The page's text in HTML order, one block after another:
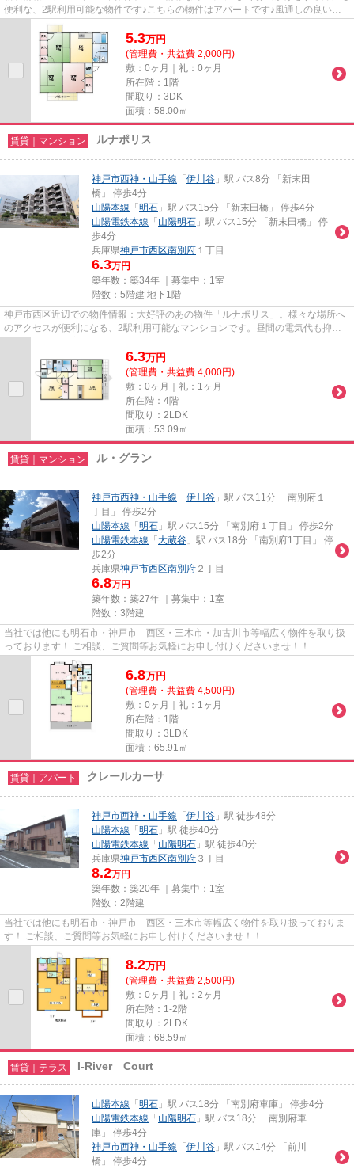
便利な、2駅利用可能な物件です♪こちらの物件はアパートです♪風通しの良い物
件は利便性が高く好条件です♪...
5.3万円
(管理費・共益費 2,000円)
敷：0ヶ月｜礼：0ヶ月
所在階：1階
間取り：3DK
面積：58.00㎡
賃貸｜マンション ルナポリス
神戸市西神・山手線 「 伊川谷 」駅 バス8分 「新末田
橋」 停歩4分
山陽本線 「 明石 」駅 バス15分 「新末田橋」 停歩4分
山陽電鉄本線 「 山陽明石 」駅 バス15分 「新末田橋」 停
歩4分
兵庫県神戸市西区南別府 １丁目
6.3万円
築年数：築34年 ｜募集中： 1室
階数：5階建 地下1階
神戸市西区近辺での物件情報：大好評のあの物件「ルナポリス」。様々な場所へ
のアクセスが便利になる、2駅利用可能なマンションです。昼間の電気代も抑え
6.3万円
(管理費・共益費 4,000円)
敷：0ヶ月｜礼：1ヶ月
所在階：4階
間取り：2LDK
面積：53.09㎡
賃貸｜マンション ル・グラン
神戸市西神・山手線 「 伊川谷 」駅 バス11分 「南別府１
丁目」 停歩2分
山陽本線 「 明石 」駅 バス15分 「南別府１丁目」 停歩2分
山陽電鉄本線 「 大蔵谷 」駅 バス18分 「南別府1丁目」 停
歩2分
兵庫県神戸市西区南別府 ２丁目
6.8万円
築年数：築27年 ｜募集中： 1室
階数：3階建
当社では他にも明石市・神戸市 西区・三木市・加古川市等幅広く物件を取り扱
っております！ ご相談、ご質問等お気軽にお申し付けくださいませ！！
6.8万円
(管理費・共益費 4,500円)
敷：0ヶ月｜礼：1ヶ月
所在階：1階
間取り：3LDK
面積：65.91㎡
賃貸｜アパート クレールカーサ
神戸市西神・山手線 「 伊川谷 」駅 徒歩48分
山陽本線 「 明石 」駅 徒歩40分
山陽電鉄本線 「 山陽明石 」駅 徒歩40分
兵庫県神戸市西区南別府 ３丁目
8.2万円
築年数：築20年 ｜募集中： 1室
階数：2階建
当社では他にも明石市・神戸市 西区・三木市等幅広く物件を取り扱っておりま
す！ ご相談、ご質問等お気軽にお申し付けくださいませ！！
8.2万円
(管理費・共益費 2,500円)
敷：0ヶ月｜礼：2ヶ月
所在階：1-2階
間取り：2LDK
面積：68.59㎡
賃貸｜テラス I-River Court
山陽本線 「 明石 」駅 バス18分 「南別府車庫」 停歩4分
山陽電鉄本線 「 山陽明石 」駅 バス18分 「南別府車
庫」 停歩4分
神戸市西神・山手線 「 伊川谷 」駅 バス14分 「前川
橋」 停歩4分